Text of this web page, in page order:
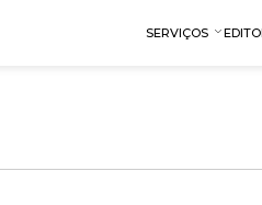
SERVIÇOS